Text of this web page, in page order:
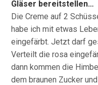
Gläser bereitstellen…
Die Creme auf 2
habe ich mit etwas
eingefärbt. Jetzt darf
Verteilt die rosa
dann kommen die
dem braunen Zucker